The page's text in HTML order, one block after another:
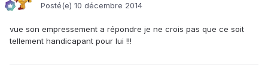
Posté(e) 10 décembre 2014
vue son empressement a répondre je ne crois pas que ce soit
tellement handicapant pour lui !!!